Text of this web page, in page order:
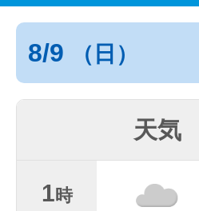
8/9 （日）
天気
1時